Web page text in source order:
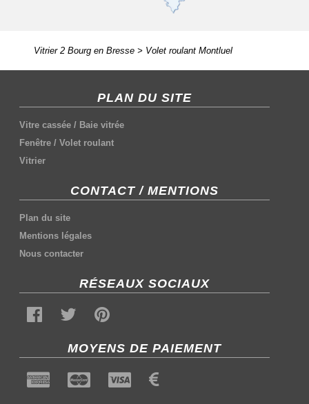
Vitrier 2 Bourg en Bresse> Volet roulant Montluel
PLAN DU SITE
Vitre cassée / Baie vitrée
Fenêtre /Volet roulant
Vitrier
CONTACT / MENTIONS
Plan du site
Mentions légales
Nous contacter
RÉSEAUX SOCIAUX
MOYENS DE PAIEMENT